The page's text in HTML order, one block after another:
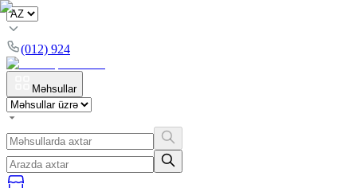
(012) 924
Məhsullar